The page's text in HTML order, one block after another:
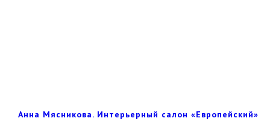
Анна Мясникова. Интерьерный салон «Европейский»